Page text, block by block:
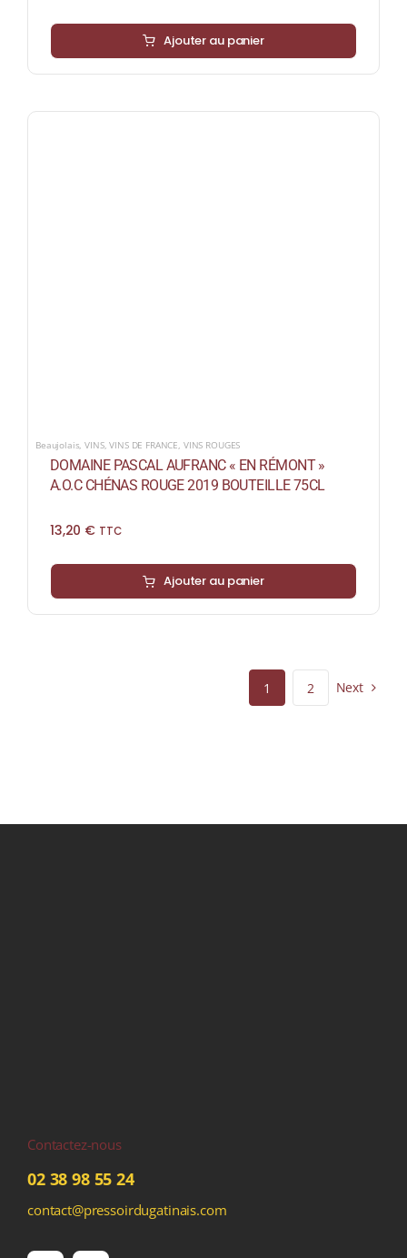
Ajouter au panier
Beaujolais,VINS,VINS DE FRANCE, VINS ROUGES
DOMAINE PASCAL AUFRANC « EN RÉMONT »
A.O.C CHÉNAS ROUGE 2019 BOUTEILLE 75CL
13,20 € TTC
Ajouter au panier
1 2 Next
Contactez-nous
02 38 98 55 24
contact@pressoirdugatinais.com